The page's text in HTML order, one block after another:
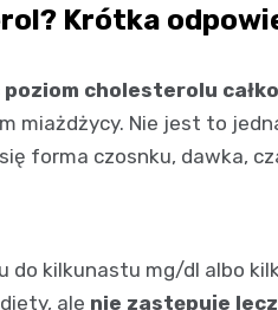
Krótka
cholesterolu
miażdżycy. Nie jest to
forma czosnku, dawka,
do kilkunastu mg/dl albo
ale nie zastępuje